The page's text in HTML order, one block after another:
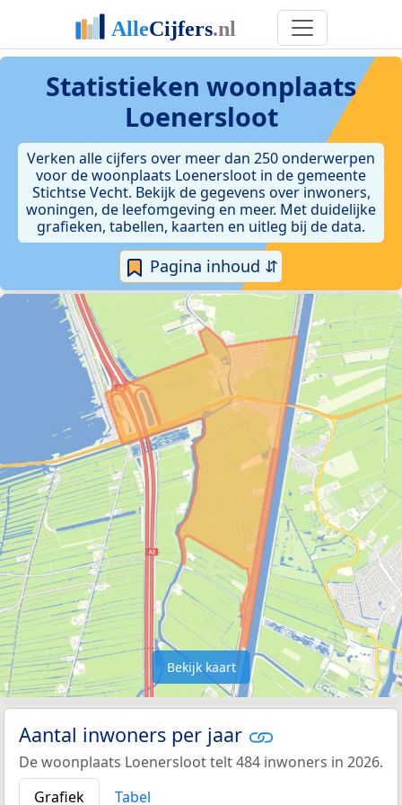
Statistieken woonplaats
Loenersloot
Verken alle cijfers over meer dan 250 onderwerpen
voor de woonplaats Loenersloot in de gemeente
Stichtse Vecht. Bekijk de gegevens over inwoners,
woningen, de leefomgeving en meer. Met duidelijke
grafieken, tabellen, kaarten en uitleg bij de data.
Pagina inhoud ⇵
Bekijk kaart
Aantal inwoners per jaar
De woonplaats Loenersloot telt 484 inwoners in 2026.
Grafiek
Tabel